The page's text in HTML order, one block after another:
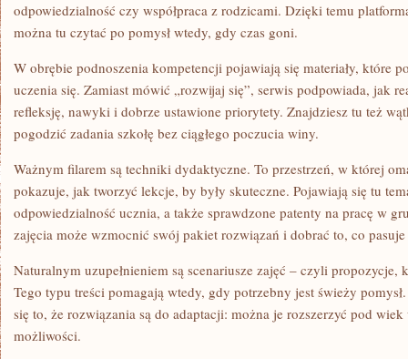
odpowiedzialność czy współpraca z rodzicami. Dzięki temu
można tu czytać po pomysł wtedy, gdy czas goni.
W obrębie podnoszenia kompetencji pojawiają się materiały, które
uczenia się. Zamiast mówić „rozwijaj się”, serwis podpowiada, jak
refleksję, nawyki i dobrze ustawione priorytety. Znajdziesz tu też
pogodzić zadania szkołę bez ciągłego poczucia winy.
Ważnym filarem są techniki dydaktyczne. To przestrzeń, w której
pokazuje, jak tworzyć lekcje, by były skuteczne. Pojawiają się tu
odpowiedzialność ucznia, a także sprawdzone patenty na pracę w
zajęcia może wzmocnić swój pakiet rozwiązań i dobrać to, co
Naturalnym uzupełnieniem są scenariusze zajęć – czyli propozycje,
Tego typu treści pomagają wtedy, gdy potrzebny jest świeży
się to, że rozwiązania są do adaptacji: można je rozszerzyć pod
możliwości.